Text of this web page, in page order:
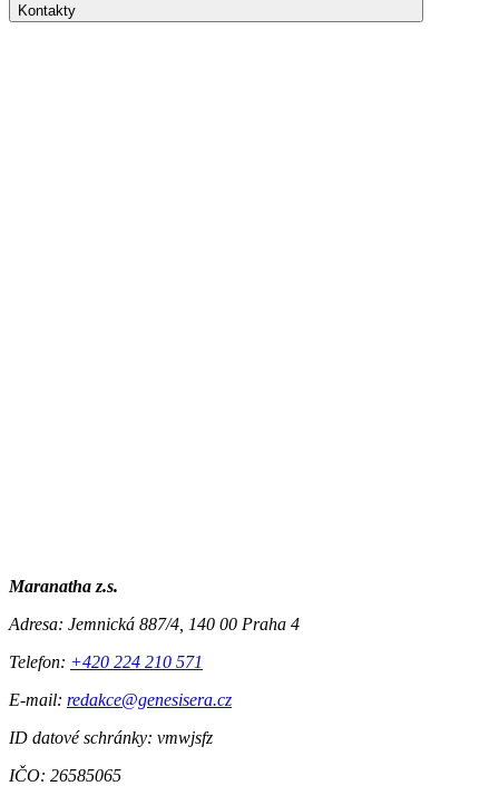
Kontakty
Maranatha z.s.
Adresa: Jemnická 887/4, 140 00 Praha 4
Telefon: +420 224 210 571
E-mail: redakce@genesisera.cz
ID datové schránky: vmwjsfz
IČO: 26585065